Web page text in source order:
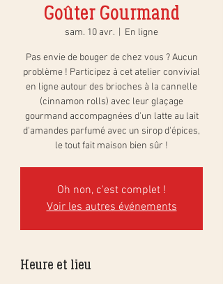
Goûter Gourmand
sam. 10 avr. En ligne
Pas envie de bouger de chez vous ? Aucun
problème ! Participez à cet atelier convivial
en ligne autour des brioches à la cannelle
(cinnamon rolls) avec leur glaçage
gourmand accompagnées d'un latte au lait
d'amandes parfumé avec un sirop d'épices,
le tout fait maison bien sûr !
Oh non, c'est complet !
Voir les autres événements
Heure et lieu